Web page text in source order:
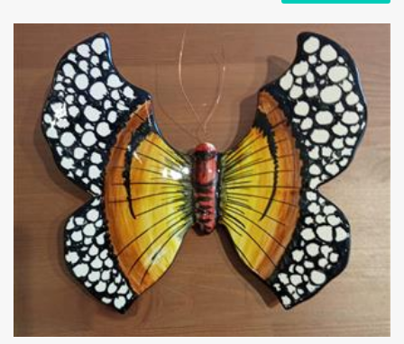
Prato Girassol - Amarelo - M